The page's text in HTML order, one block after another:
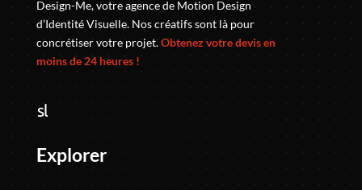
Design-Me, votre agence de Motion Design
d’Identité Visuelle. Nos créatifs sont là pour
concrétiser votre projet.Obtenez votre devis en
moins de 24 heures !
Explorer